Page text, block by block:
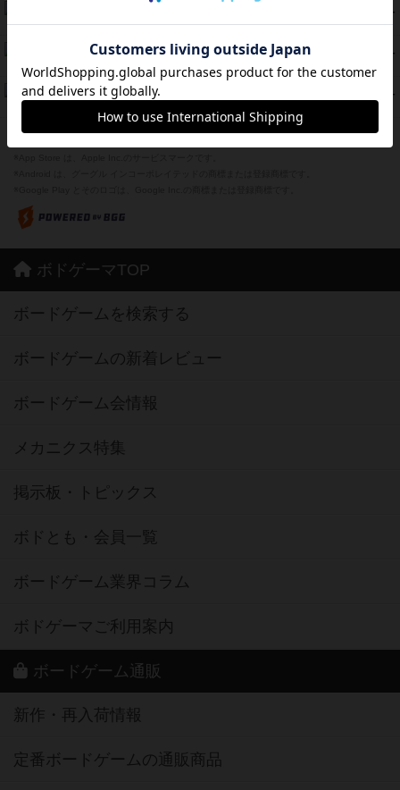
PT
紹介文あり 1件の投稿
PT
Bitter End ブタペスト救出作戦
42 PT
ドコジャン
ボドゲーマTOP
ボードゲームを検索する
ボードゲームの新着レビュー
ボードゲーム会情報
メカニクス特集
掲示板・トピックス
ボドとも・会員一覧
ボードゲーム業界コラム
ボドゲーマご利用案内
ボードゲーム通販
新作・再入荷情報
定番ボードゲームの通販商品